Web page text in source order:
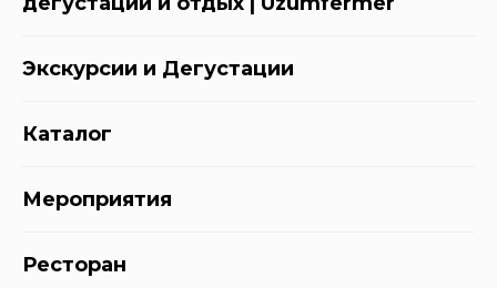
Экскурсии и Дегустации
Каталог
Мероприятия
Ресторан